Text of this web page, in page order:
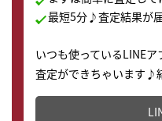
最短5分♪査定結果が
いつも使っているLINE
査定ができちゃいます♪
どこからでもすぐに査定